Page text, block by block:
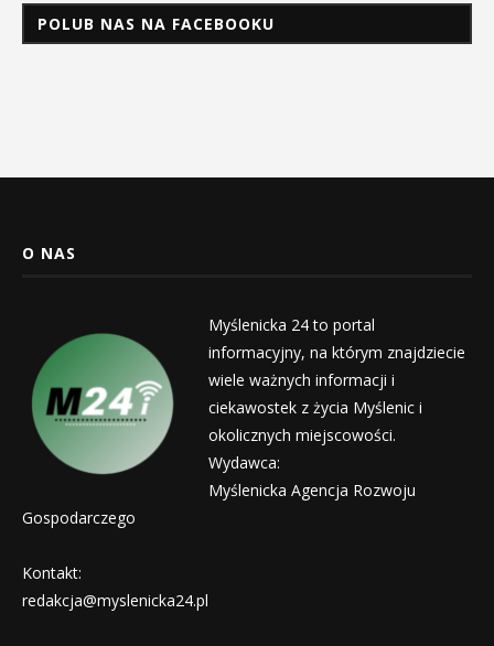
POLUB NAS NA FACEBOOKU
O NAS
Myślenicka 24 to portal
informacyjny, na którym znajdziecie
wiele ważnych informacji i
ciekawostek z życia Myślenic i
okolicznych miejscowości.
Wydawca:
Myślenicka Agencja Rozwoju
Gospodarczego
Kontakt:
redakcja@myslenicka24.pl